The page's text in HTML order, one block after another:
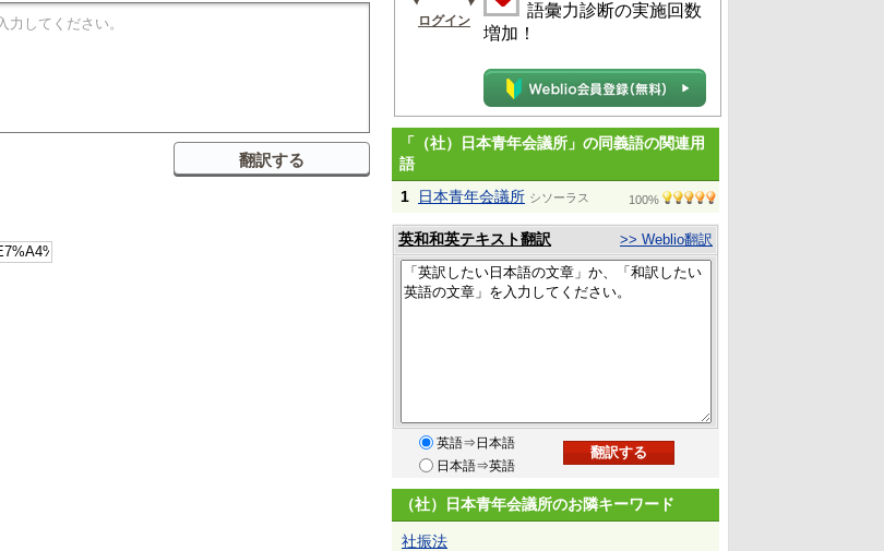
ログイン
語彙力診断の実施回数
増加！
「（社）日本青年会議所」の同義語の関連用
語
1
日本青年会議所 シソーラス 100%
英和和英テキスト翻訳 >> Weblio翻訳
英語⇒日本語
日本語⇒英語
（社）日本青年会議所のお隣キーワード
社振法